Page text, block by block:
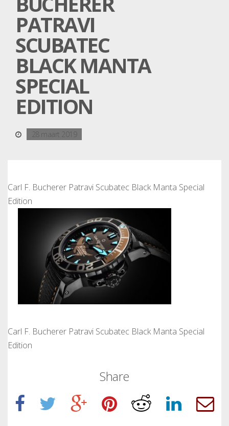
PATRAVI
SCUBATEC
BLACK MANTA
SPECIAL
EDITION
28 maart 2019
Carl F. Bucherer Patravi Scubatec Black Manta Special
Edition
Carl F. Bucherer Patravi Scubatec Black Manta Special
Edition
Share